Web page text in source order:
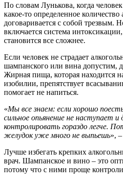
По словам Лунькова, когда
какое-то определенное количество
договаривается с собой трезвым.
включается система
становится все сложнее.
Если человек не страдает
шампанского или вина допустим,
Жирная пища, которая находится
изобилии, препятствует
помогает не напиться.
«Мы все знаем: если хорошо
сильное опьянение не наступает и
контролировать гораздо легче.
желудок уже много не выпьешь»,
Лучше избегать крепких
врач. Шампанское и вино – это
потому что с ними проще